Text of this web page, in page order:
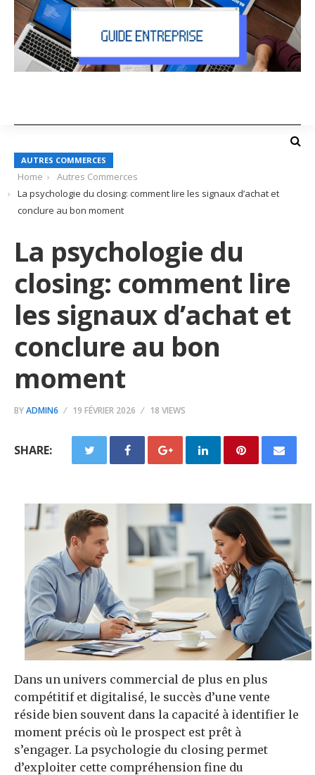
AUTRES COMMERCES
Home
Autres Commerces
La psychologie du closing: comment lire les signaux d’achat et
conclure au bon moment
La psychologie du
closing: comment lire
les signaux d’achat et
conclure au bon
moment
BYADMIN6 19 FÉVRIER 2026 18 VIEWS
SHARE:
Dans un univers commercial de plus en plus
compétitif et digitalisé, le succès d’une vente
réside bien souvent dans la capacité à identifier le
moment précis où le prospect est prêt à
s’engager. La psychologie du closing permet
d’exploiter cette compréhension fine du